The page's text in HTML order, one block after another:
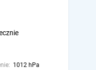
1012 hPa